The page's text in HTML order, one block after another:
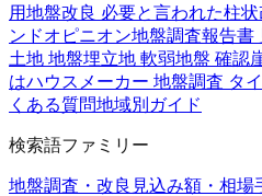
用地盤改良 必要と言われた柱状
ンドオピニオン地盤調査報告書
土地 地盤埋立地 軟弱地盤 確認
はハウスメーカー 地盤調査 タ
くある質問地域別ガイド
検索語ファミリー
地盤調査・改良 見込み額・相場